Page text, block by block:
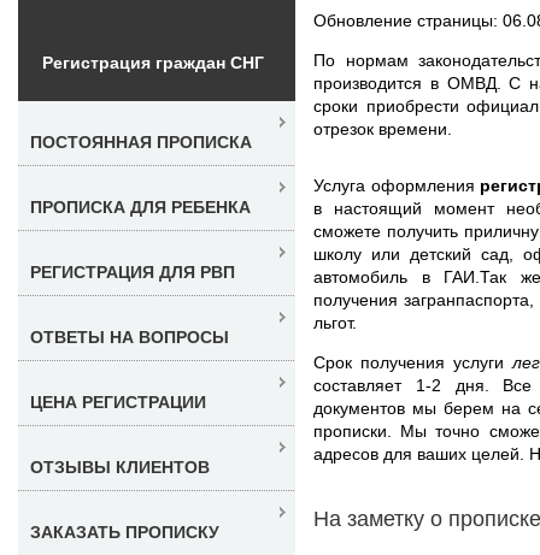
Обновление страницы:
По нормам
производится в ОМВД. С
сроки приобрести
отрезок времени.
Услуга оформления
в настоящий момент
сможете получить
школу или детский сад,
автомобиль в ГАИ.Так
получения
льгот.
Срок получения услуги
составляет 1-2 дня.
документов мы берем на
прописки. Мы точно
адресов для ваших целей.
На заметку о прописке
Регистрация граждан СНГ
ПОСТОЯННАЯ ПРОПИСКА
ПРОПИСКА ДЛЯ РЕБЕНКА
РЕГИСТРАЦИЯ ДЛЯ РВП
ОТВЕТЫ НА ВОПРОСЫ
ЦЕНА РЕГИСТРАЦИИ
ОТЗЫВЫ КЛИЕНТОВ
ЗАКАЗАТЬ ПРОПИСКУ